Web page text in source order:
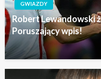
GWIAZDY
Robert Lewandowski
Poruszający wpis!